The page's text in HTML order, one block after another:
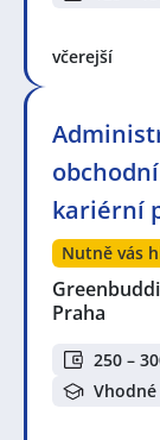
včerejší
kariérní
Nutně vás
Praha
250 –